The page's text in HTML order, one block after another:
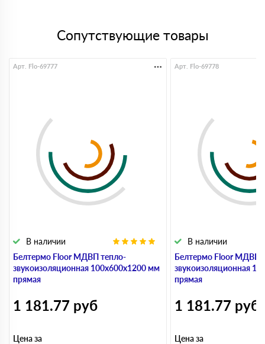
Сопутствующие товары
Белтермо Floor МДВП тепло-
звукоизоляционная 100х600х1200 мм
прямая
В наличии
Арт. Flo-69777
1 181.77 руб
Цена за
Белтермо Floor МДВП
звукоизоляционная
прямая
В наличии
Арт. Flo-69778
1 181.77 руб
Цена за